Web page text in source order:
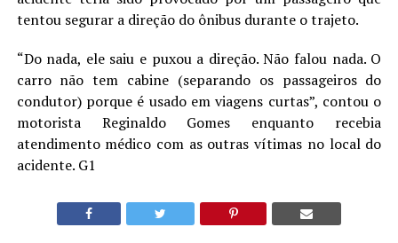
tentou segurar a direção do ônibus durante o trajeto.
“Do nada, ele saiu e puxou a direção. Não falou nada. O
carro não tem cabine (separando os passageiros do
condutor) porque é usado em viagens curtas”, contou o
motorista Reginaldo Gomes enquanto recebia
atendimento médico com as outras vítimas no local do
acidente. G1